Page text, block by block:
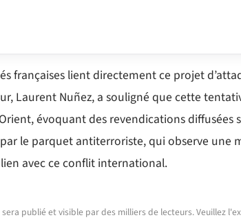
françaises lient directement ce projet
Laurent Nuñez, a souligné que cette
évoquant des revendications diffusées
le parquet antiterroriste, qui observe une
avec ce conflit international.
sera publié et visible par des milliers de lecteurs. Veuillez